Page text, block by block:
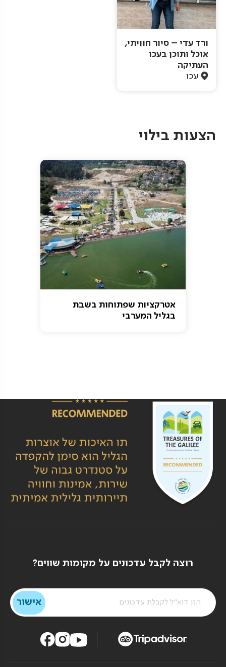
ורד עדי – סיור חוויתי,
אוכל ותוכן בעכו
העתיקה
עכו
הצעות בילוי
אטרקציות שפתוחות בשבת
בגליל המערבי
רוצה לקבל עדכונים על מקומות שווים?